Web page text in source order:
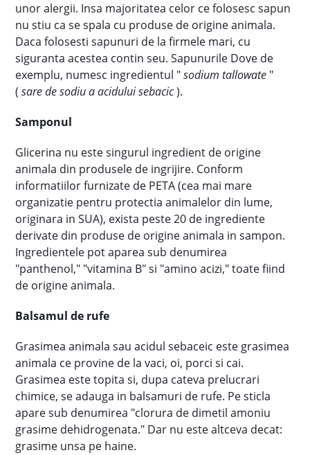
unor alergii. Insa majoritatea celor ce folosesc sapun
nu stiu ca se spala cu produse de origine animala.
Daca folosesti sapunuri de la firmele mari, cu
siguranta acestea contin seu. Sapunurile Dove de
exemplu, numesc ingredientul "sodium tallowate "
( sare de sodiu a acidului sebacic).
Samponul
Glicerina nu este singurul ingredient de origine
animala din produsele de ingrijire. Conform
informatiilor furnizate de PETA (cea mai mare
organizatie pentru protectia animalelor din lume,
originara in SUA), exista peste 20 de ingrediente
derivate din produse de origine animala in sampon.
Ingredientele pot aparea sub denumirea
"panthenol," "vitamina B" si "amino acizi," toate fiind
de origine animala.
Balsamul de rufe
Grasimea animala sau acidul sebaceic este grasimea
animala ce provine de la vaci, oi, porci si cai.
Grasimea este topita si, dupa cateva prelucrari
chimice, se adauga in balsamuri de rufe. Pe sticla
apare sub denumirea "clorura de dimetil amoniu
grasime dehidrogenata." Dar nu este altceva decat:
grasime unsa pe haine.